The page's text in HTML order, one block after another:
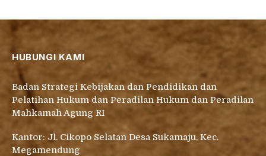
HUBUNGI KAMI
Badan Strategi Kebijakan dan Pendidikan dan
Pelatihan Hukum dan Peradilan Hukum dan Peradilan
Mahkamah Agung RI
Kantor: Jl. Cikopo Selatan Desa Sukamaju, Kec.
Megamendung